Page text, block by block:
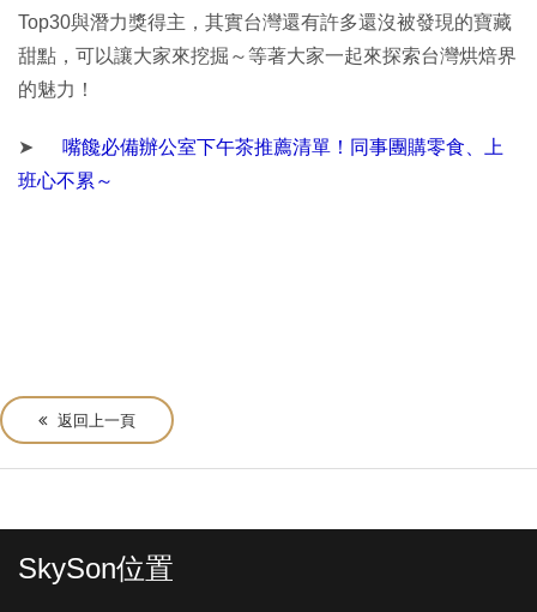
Top30與潛力獎得主，其實台灣還有許多還沒被發現的寶藏
甜點，可以讓大家來挖掘～等著大家一起來探索台灣烘焙界
的魅力！
➤
嘴饞必備辦公室下午茶推薦清單！同事團購零食、上
班心不累～
返回上一頁
SkySon位置